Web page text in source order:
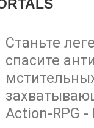
Станьте
спасите
Action-RPG